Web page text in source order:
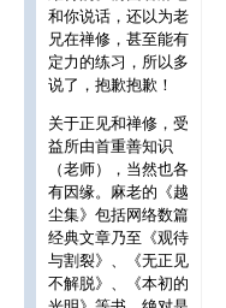
和你说话，还以为老
兄在禅修，甚至能有
定力的练习，所以多
说了，抱歉抱歉！
关于正见和禅修，受
益所由首重善知识
（老师），当然也各
有因缘。麻老的《越
尘集》包括网络数篇
经典文章乃至《观待
与割裂》、《无正见
不解脱》、《本初的